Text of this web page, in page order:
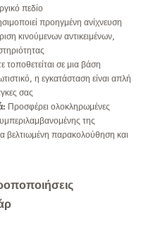
πεδίο
προηγμένη ανίχνευση
κινούμενων αντικειμένων,
τοποθετείται σε μια βάση
η εγκατάσταση είναι απλή
σας
Προσφέρει ολοκληρωμένες
της
βελτιωμένη παρακολούθηση και